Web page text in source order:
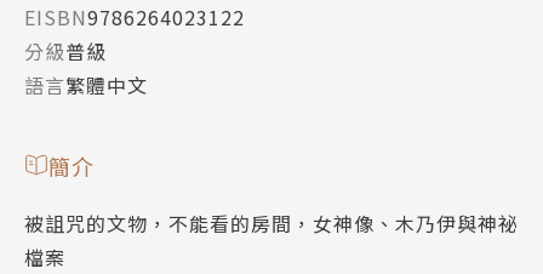
EISBN9786264023122
分級普級
語言繁體中文
簡介
被詛咒的文物，不能看的房間，女神像、木乃伊與神祕
檔案